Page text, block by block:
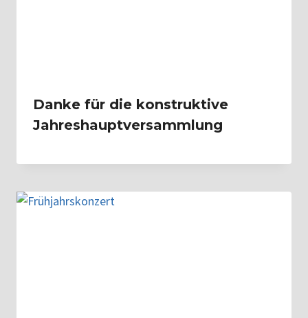
Danke für die konstruktive
Jahreshauptversammlung